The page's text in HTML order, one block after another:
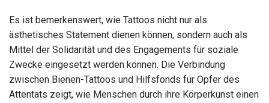
Es ist bemerkenswert, wie Tattoos nicht nur als
ästhetisches Statement dienen können, sondern auch als
Mittel der Solidarität und des Engagements für soziale
Zwecke eingesetzt werden können. Die Verbindung
zwischen Bienen-Tattoos und Hilfsfonds für Opfer des
Attentats zeigt, wie Menschen durch ihre Körperkunst einen